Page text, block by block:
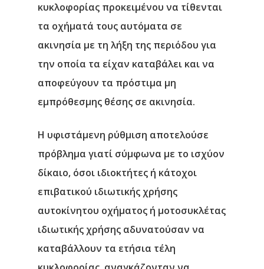
κυκλοφορίας προκειμένου να τίθενται
τα οχήματά τους αυτόματα σε
ακινησία με τη λήξη της περιόδου για
την οποία τα είχαν καταβάλει και να
αποφεύγουν τα πρόστιμα μη
εμπρόθεσμης θέσης σε ακινησία.
Η υφιστάμενη ρύθμιση αποτελούσε
πρόβλημα γιατί σύμφωνα με το ισχύον
δίκαιο, όσοι ιδιοκτήτες ή κάτοχοι
επιβατικού ιδιωτικής χρήσης
αυτοκίνητου οχήματος ή μοτοσυκλέτας
ιδιωτικής χρήσης αδυνατούσαν να
καταβάλλουν τα ετήσια τέλη